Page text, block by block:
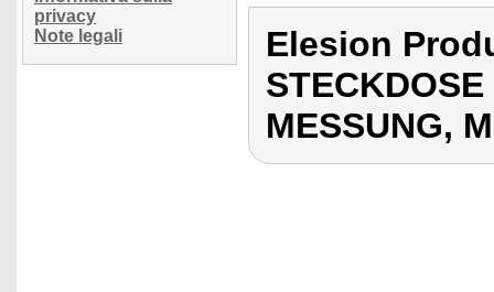
privacy
Note legali
Elesion
MESSUNG,